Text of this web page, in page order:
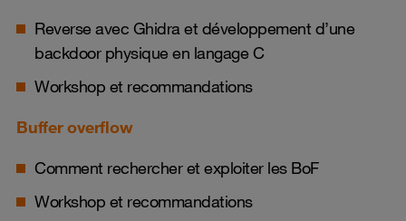
Reverse avec Ghidra et développement d’une
backdoor physique en langage C
Workshop et recommandations
Buffer overflow
Comment rechercher et exploiter les BoF
Workshop et recommandations